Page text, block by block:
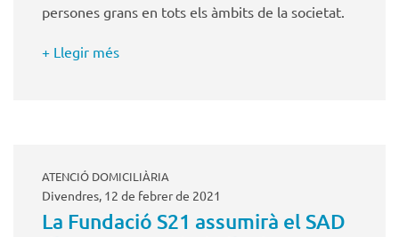
persones grans en tots els àmbits de la societat.
+ Llegir més
ATENCIÓ DOMICILIÀRIA
Divendres, 12 de febrer de 2021
La Fundació S21 assumirà el SAD